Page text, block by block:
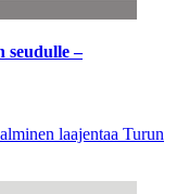
seudulle –
laajentaa Turun